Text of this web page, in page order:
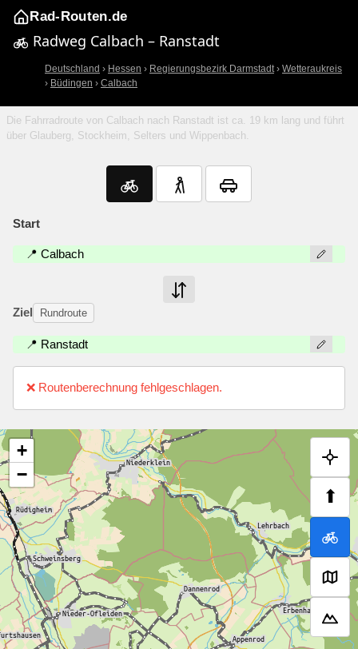
Rad-Routen.de
Radweg Calbach – Ranstadt
Deutschland › Hessen › Regierungsbezirk Darmstadt› Wetteraukreis
› Büdingen › Calbach
Die Fahrradroute von Calbach nach Ranstadt ist ca. 19 km lang und führt
über Glauberg, Stockheim, Selters und Wippenbach.
Start
📍 Calbach
Ziel Rundroute
📍 Ranstadt
❌ Routenberechnung fehlgeschlagen.
⬆
+
−